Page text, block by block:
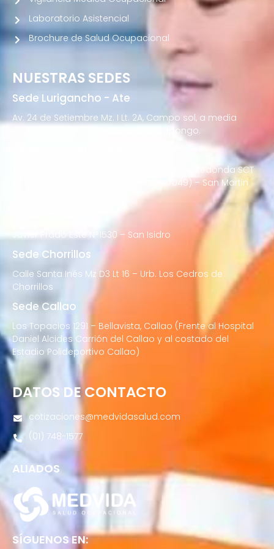
NUESTRAS SEDES
Sede Lurigancho - Ate
Av. 24 de Setiembre Mz. I Lt. 2A, Campo sol, a media
cuadra del Paradero Cabana, Carapongo.
Av. Francisco Bolognesi Nro. 101 Urb. Mesa Redonda SCT
02 (Esquina con Av. Gerardo Unger 7049) – San Martin
Javier Prado Este N°1530 – San Isidro
Sede Chorrillos
Calle Santa Inés Mz D3 Lt 16 – Urb. Los Cedros de
Chorrillos
Sede Callao
Los Topacios 1291 – Bellavista, Callao (Frente al Hospital
Daniel Alcides Carrión del Callao y al costado del
Estadio Polideportivo Callao)
Laboratorio Asistencial
Brochure de Salud Ocupacional
DATOS DE CONTACTO
cotizaciones@medvidasalud.com
(01) 748-1577
ALIADOS
SÍGUENOS EN: